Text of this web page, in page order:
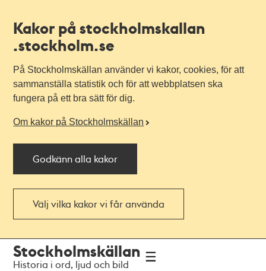
Kakor på stockholmskallan
.stockholm.se
På Stockholmskällan använder vi kakor, cookies, för att
sammanställa statistik och för att webbplatsen ska
fungera på ett bra sätt för dig.
Om kakor på Stockholmskällan
Godkänn alla kakor
Välj vilka kakor vi får använda
navigationen
huvudinnehållet
Stockholmskällan
Historia i ord, ljud och bild